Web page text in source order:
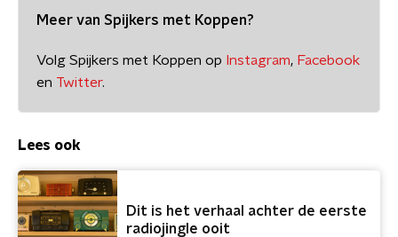
Meer van Spijkers met Koppen?
Volg Spijkers met Koppen op Instagram, Facebook
en Twitter.
Lees ook
Dit is het verhaal achter de eerste
radiojingle ooit